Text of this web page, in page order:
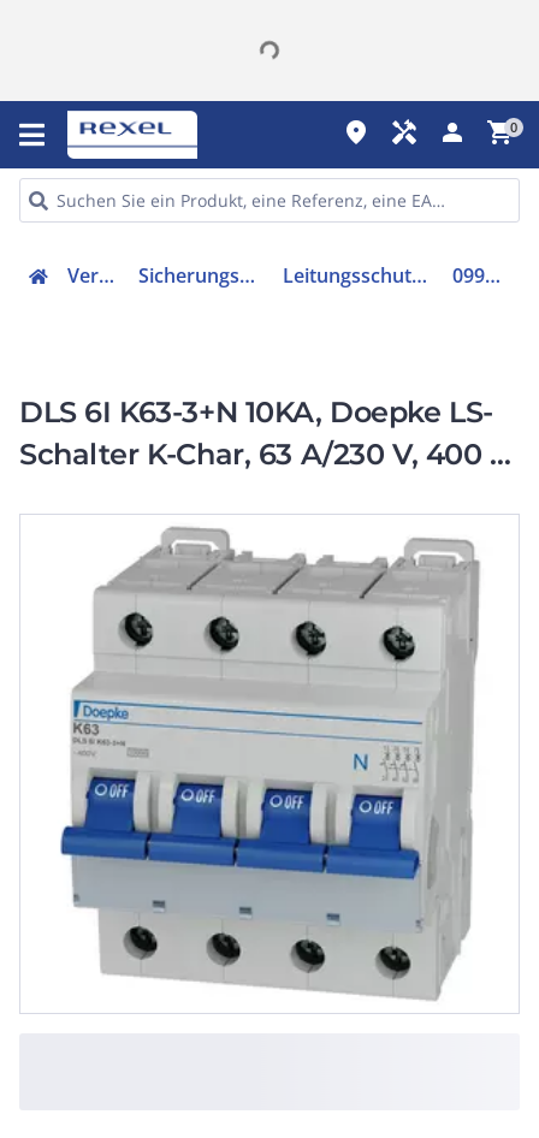
place handyman person shopping_cart0
Verteiler Sicherungsmaterial Leitungsschutzschalter 09916689
DLS 6I K63-3+N 10KA, Doepke LS-
Schalter K-Char, 63 A/230 V, 400 V